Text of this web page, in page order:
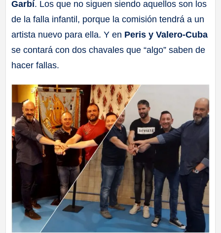
Garbí. Los que no siguen siendo aquellos son los
de la falla infantil, porque la comisión tendrá a un
artista nuevo para ella. Y en Peris y Valero-Cuba
se contará con dos chavales que “algo” saben de
hacer fallas.